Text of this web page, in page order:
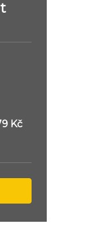
Kč